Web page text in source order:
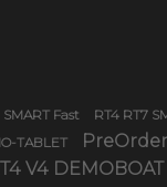
SMART Fast RT4 RT7
TABLET PreOrder
V4 DEMOBOAT